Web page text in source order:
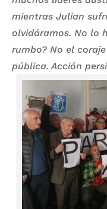
mientras Julian
olvidáramos. No lo
rumbo? No el
pública. Acción